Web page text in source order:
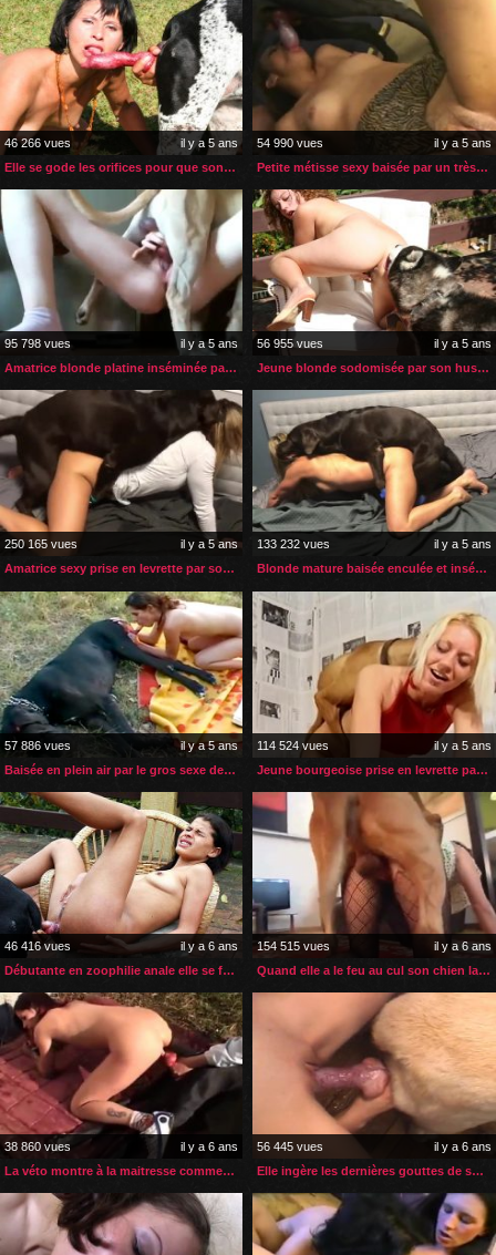
46 266 vues
il y a 5 ans
Elle se gode les orifices pour que son chien la nique à fond
54 990 vues
il y a 5 ans
Petite métisse sexy baisée par un très gros chien
95 798 vues
il y a 5 ans
Amatrice blonde platine inséminée par ses deux chiens
56 955 vues
il y a 5 ans
Jeune blonde sodomisée par son husky au bord de la piscine
250 165 vues
il y a 5 ans
Amatrice sexy prise en levrette par son gros chien noir
133 232 vues
il y a 5 ans
Blonde mature baisée enculée et inséminée par son chien
57 886 vues
il y a 5 ans
Baisée en plein air par le gros sexe de son chien
114 524 vues
il y a 5 ans
Jeune bourgeoise prise en levrette par son chien
46 416 vues
il y a 6 ans
Débutante en zoophilie anale elle se fait dilater le cul
154 515 vues
il y a 6 ans
Quand elle a le feu au cul son chien la soulage
38 860 vues
il y a 6 ans
La véto montre à la maitresse comment soulager son chien
56 445 vues
il y a 6 ans
Elle ingère les dernières gouttes de sperme de son chien